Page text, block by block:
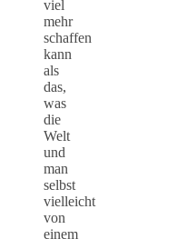
viel
mehr
schaffen
kann
als
das,
was
die
Welt
und
man
selbst
vielleicht
von
einem